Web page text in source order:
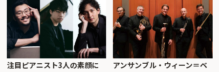
注目ピアニスト3人の素顔に
アンサンブル・ウィーン＝ベ